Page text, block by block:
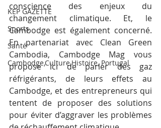
KEP GAZETTE
Sports
Santé
Cambodge,Culture,Histoire, Portugal
conscience des enjeux du
changement climatique. Et, le
Cambodge est également concerné.
En partenariat avec Clean Green
Cambodia, Cambodge Mag vous
propose ici de parler des gaz
réfrigérants, de leurs effets au
Cambodge, et des entrepreneurs qui
tentent de proposer des solutions
pour éviter d’aggraver les problèmes